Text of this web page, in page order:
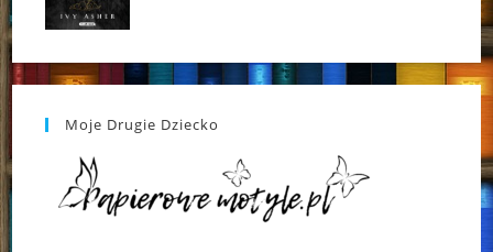
Moje Drugie Dziecko